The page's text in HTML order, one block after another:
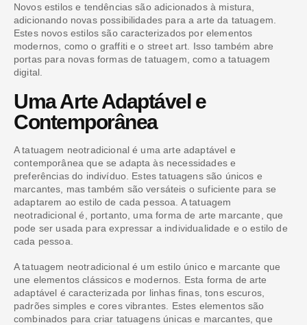
Novos estilos e tendências são adicionados à mistura,
adicionando novas possibilidades para a arte da tatuagem.
Estes novos estilos são caracterizados por elementos
modernos, como o graffiti e o street art. Isso também abre
portas para novas formas de tatuagem, como a tatuagem
digital.
Uma Arte Adaptável e
Contemporânea
A tatuagem neotradicional é uma arte adaptável e
contemporânea que se adapta às necessidades e
preferências do indivíduo. Estes tatuagens são únicos e
marcantes, mas também são versáteis o suficiente para se
adaptarem ao estilo de cada pessoa. A tatuagem
neotradicional é, portanto, uma forma de arte marcante, que
pode ser usada para expressar a individualidade e o estilo de
cada pessoa.
A tatuagem neotradicional é um estilo único e marcante que
une elementos clássicos e modernos. Esta forma de arte
adaptável é caracterizada por linhas finas, tons escuros,
padrões simples e cores vibrantes. Estes elementos são
combinados para criar tatuagens únicas e marcantes, que